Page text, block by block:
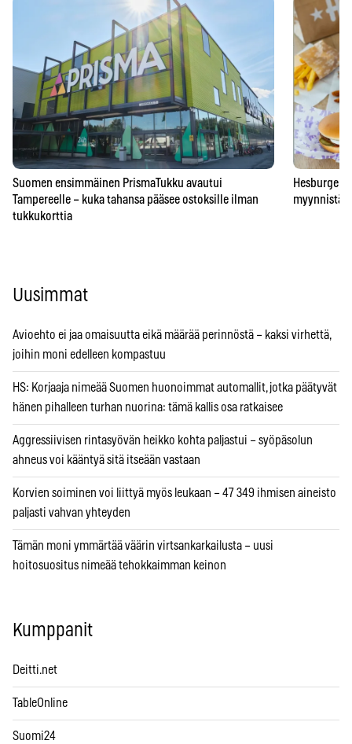
Suomen ensimmäinen PrismaTukku avautui
Tampereelle – kuka tahansa pääsee ostoksille ilman
tukkukorttia
myynnistä
Uusimmat
Avioehto ei jaa omaisuutta eikä määrää perinnöstä – kaksi virhettä,
joihin moni edelleen kompastuu
HS: Korjaaja nimeää Suomen huonoimmat automallit, jotka päätyvät
hänen pihalleen turhan nuorina: tämä kallis osa ratkaisee
Aggressiivisen rintasyövän heikko kohta paljastui – syöpäsolun
ahneus voi kääntyä sitä itseään vastaan
Korvien soiminen voi liittyä myös leukaan – 47 349 ihmisen aineisto
paljasti vahvan yhteyden
Tämän moni ymmärtää väärin virtsankarkailusta – uusi
hoitosuositus nimeää tehokkaimman keinon
Kumppanit
Deitti.net
TableOnline
Suomi24